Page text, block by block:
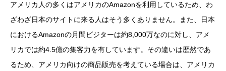
アメリカ人の多くはアメリカのAmazonを利用しているため、わ
ざわざ日本のサイトに来る人はそう多くありません。また、日本
におけるAmazonの月間ビジターは約8,000万なのに対し、アメ
リカでは約4.5億の集客力を有しています。その違いは歴然であ
るため、アメリカ向けの商品販売を考えている場合は、アメリカ